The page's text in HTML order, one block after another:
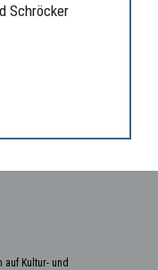
Schröcker
Kultur- und